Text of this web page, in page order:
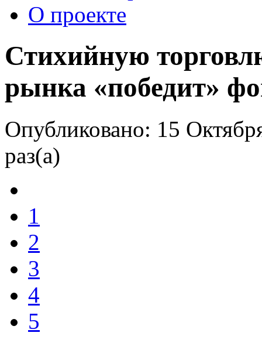
О проекте
Стихийную
рынка «победит»
Опубликовано: 15
раз(а)
1
2
3
4
5